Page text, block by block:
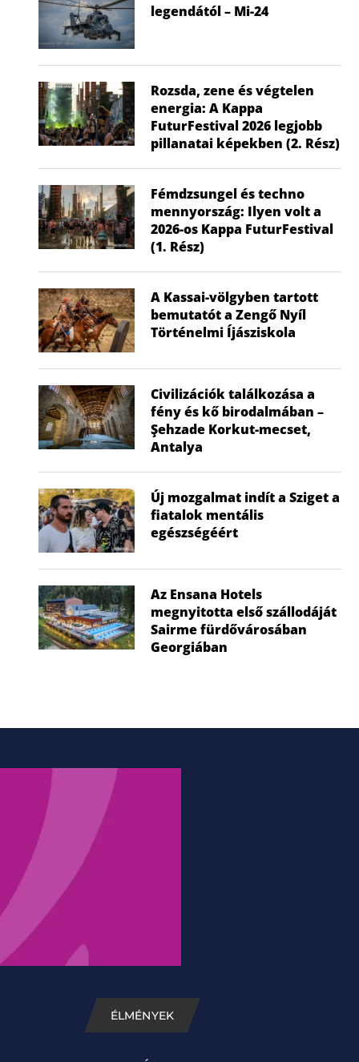
Hagyomány és csúcstechnológia az
égen: Lenyűgöző családi nap...
2026.07.15.
legendától – Mi-24
Rozsda, zene és végtelen
energia: A Kappa
FuturFestival 2026 legjobb
pillanatai képekben (2. Rész)
Fémdzsungel és techno
mennyország: Ilyen volt a
2026-os Kappa FuturFestival
(1. Rész)
A Kassai-völgyben tartott
bemutatót a Zengő Nyíl
Történelmi Íjásziskola
Civilizációk találkozása a
fény és kő birodalmában –
Şehzade Korkut-mecset,
Antalya
Új mozgalmat indít a Sziget a
fiatalok mentális
egészségéért
Az Ensana Hotels
megnyitotta első szállodáját
Sairme fürdővárosában
Georgiában
ÉLMÉNYEK